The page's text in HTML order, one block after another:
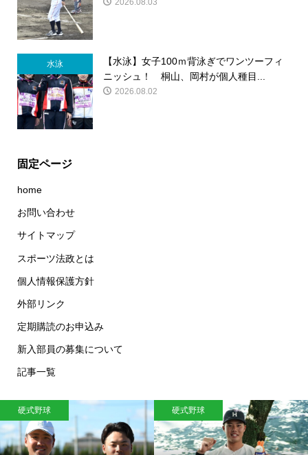
2026.08.03
水泳
【水泳】女子100ｍ背泳ぎでワンツーフィ
ニッシュ！ 桐山、岡村が個人種目...
2026.08.02
固定ページ
home
お問い合わせ
サイトマップ
スポーツ法政とは
個人情報保護方針
外部リンク
定期購読のお申込み
新入部員の募集について
記事一覧
硬式野球 硬式野球